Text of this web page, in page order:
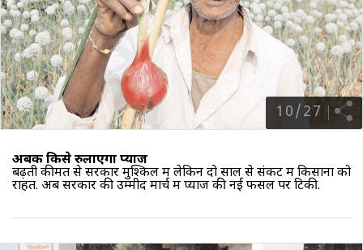
10/ 27
अबकी किसे रुलाएगा प्याज
बढ़ती कीमत से सरकार मुश्किल में लेकिन दो साल से संकट में किसानों को
राहत. अब सरकार की उम्मीद मार्च में प्याज की नई फसल पर टिकी.